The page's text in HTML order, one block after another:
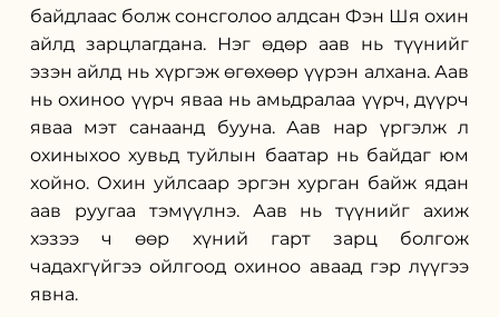
байдлаас болж сонсголоо алдсан Фэн Шя охин
айлд зарцлагдана. Нэг өдөр аав нь түүнийг
эзэн айлд нь хүргэж өгөхөөр үүрэн алхана. Аав
нь охиноо үүрч яваа нь амьдралаа үүрч, дүүрч
яваа мэт санаанд бууна. Аав нар үргэлж л
охиныхоо хувьд туйлын баатар нь байдаг юм
хойно. Охин уйлсаар эргэн хурган байж ядан
аав руугаа тэмүүлнэ. Аав нь түүнийг ахиж
хэзээ ч өөр хүний гарт зарц болгож
чадахгүйгээ ойлгоод охиноо аваад гэр лүүгээ
явна.